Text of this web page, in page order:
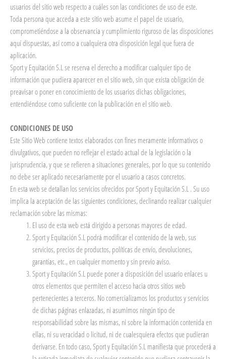
usuarios del sitio web respecto a cuáles son las condiciones de uso de este.
Toda persona que acceda a este sitio web asume el papel de usuario,
comprometiéndose a la observancia y cumplimiento riguroso de las disposiciones
aquí dispuestas, así como a cualquiera otra disposición legal que fuera de
aplicación.
Sport y Equitación S.L se reserva el derecho a modificar cualquier tipo de
información que pudiera aparecer en el sitio web, sin que exista obligación de
preavisar o poner en conocimiento de los usuarios dichas obligaciones,
entendiéndose como suficiente con la publicación en el sitio web.
CONDICIONES DE USO
Este Sitio Web contiene textos elaborados con fines meramente informativos o
divulgativos, que pueden no reflejar el estado actual de la legislación o la
jurisprudencia, y que se refieren a situaciones generales, por lo que su contenido
no debe ser aplicado necesariamente por el usuario a casos concretos.
En esta web se detallan los servicios ofrecidos por Sport y Equitación S.L . Su uso
implica la aceptación de las siguientes condiciones, declinando realizar cualquier
reclamación sobre las mismas:
El uso de esta web está dirigido a personas mayores de edad.
Sport y Equitación S.L podrá modificar el contenido de la web, sus
servicios, precios de productos, políticas de envío, devoluciones,
garantías, etc., en cualquier momento y sin previo aviso.
Sport y Equitación S.L puede poner a disposición del usuario enlaces u
otros elementos que permiten el acceso hacia otros sitios web
pertenecientes a terceros. No comercializamos los productos y servicios
de dichas páginas enlazadas, ni asumimos ningún tipo de
responsabilidad sobre las mismas, ni sobre la información contenida en
ellas, ni su veracidad o licitud, ni de cualesquiera efectos que pudieran
derivarse. En todo caso, Sport y Equitación S.L manifiesta que procederá a